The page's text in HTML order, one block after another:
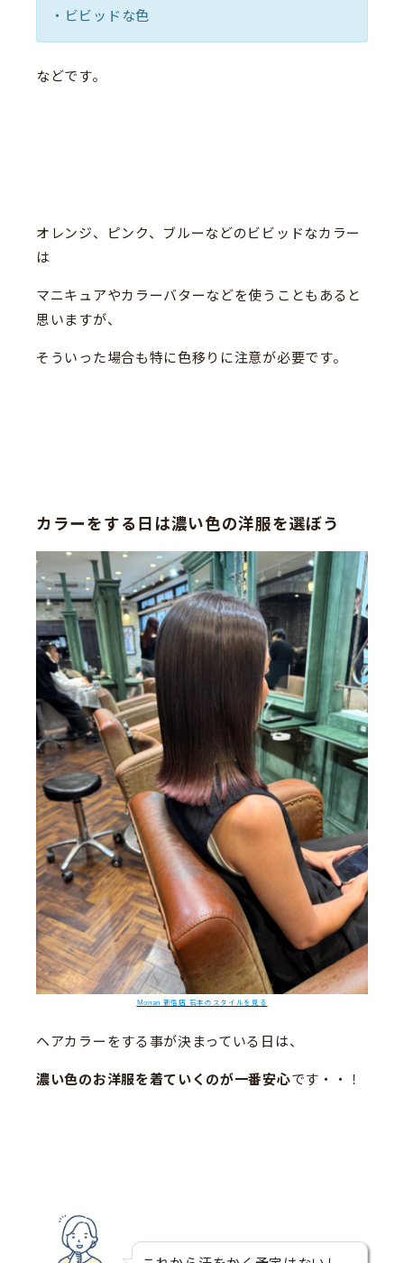
・ビビッドな色
などです。
オレンジ、ピンク、ブルーなどのビビッドなカラー
は
マニキュアやカラーバターなどを使うこともあると
思いますが、
そういった場合も特に色移りに注意が必要です。
カラーをする日は濃い色の洋服を選ぼう
Monan 新宿店 石本のスタイルを見る
ヘアカラーをする事が決まっている日は、
濃い色のお洋服を着ていくのが一番安心です・・！